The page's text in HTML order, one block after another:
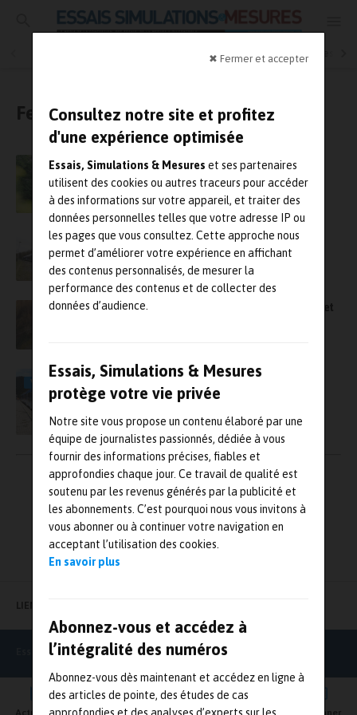
✖ Fermer et accepter
Consultez notre site et profitez
d'une expérience optimisée
Essais, Simulations & Mesures et ses partenaires
utilisent des cookies ou autres traceurs pour accéder
à des informations sur votre appareil, et traiter des
données personnelles telles que votre adresse IP ou
les pages que vous consultez. Cette approche nous
permet d’améliorer votre expérience en affichant
des contenus personnalisés, de mesurer la
performance des contenus et de collecter des
données d’audience.
Essais, Simulations & Mesures
protège votre vie privée
Notre site vous propose un contenu élaboré par une
équipe de journalistes passionnés, dédiée à vous
fournir des informations précises, fiables et
approfondies chaque jour. Ce travail de qualité est
soutenu par les revenus générés par la publicité et
les abonnements. C’est pourquoi nous vous invitons à
vous abonner ou à continuer votre navigation en
acceptant l’utilisation des cookies.
En savoir plus
Abonnez-vous et accédez à
l’intégralité des numéros
Abonnez-vous dès maintenant et accédez en ligne à
des articles de pointe, des études de cas
Contrôle Qualité
Ferroviaire
Alstom et Plastic Omnium veulent créer des
solutions de stockage d’hydrogène
embarquées pour le ferroviaire
Le premier train régional Coradia Polyvalent
TFA d’Alstom démarre ses essais
d’homologation et de certification
Nouvelle étape pour Alstom dans les essais et
Coradia iLint, le train à hydrogène d’Alstom,
récompensé en Allemagne
VIDÉO
Pagination
publications
← 1 2 →
Actualités Agenda Newsletter Vidéos S'abonner
LIENS UTILES
Essais Simulations & Mesures